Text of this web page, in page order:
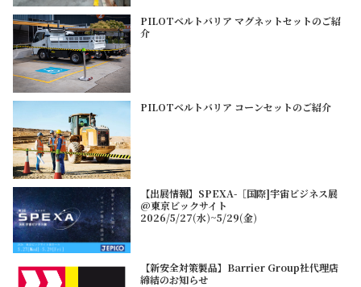
PILOTベルトバリア マグネットセットのご紹
介
PILOTベルトバリア コーンセットのご紹介
【出展情報】SPEXA-［国際]宇宙ビジネス展
@東京ビックサイト
2026/5/27(水)~5/29(金)
【新安全対策製品】Barrier Group社代理店
締結のお知らせ